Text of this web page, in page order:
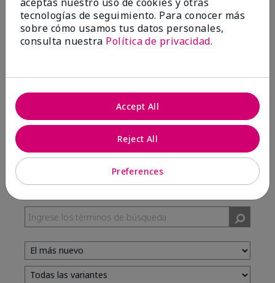
100%
tecnologías de seguimiento. Para conocer más
sobre cómo usamos tus datos personales,
consulta nuestra Política de privacidad.
Preferences
Reject All
Accept All